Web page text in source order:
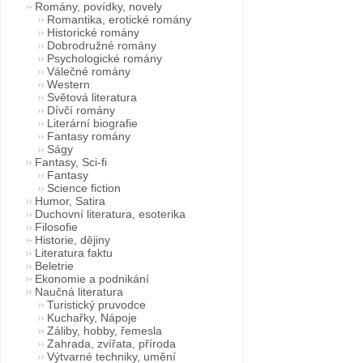
Romány, povídky, novely
Romantika, erotické romány
Historické romány
Dobrodružné romány
Psychologické romány
Válečné romány
Western
Světová literatura
Dívčí romány
Literární biografie
Fantasy romány
Ságy
Fantasy, Sci-fi
Fantasy
Science fiction
Humor, Satira
Duchovní literatura, esoterika
Filosofie
Historie, dějiny
Literatura faktu
Beletrie
Ekonomie a podnikání
Naučná literatura
Turistický pruvodce
Kuchařky, Nápoje
Záliby, hobby, řemesla
Zahrada, zvířata, příroda
Výtvarné techniky, umění